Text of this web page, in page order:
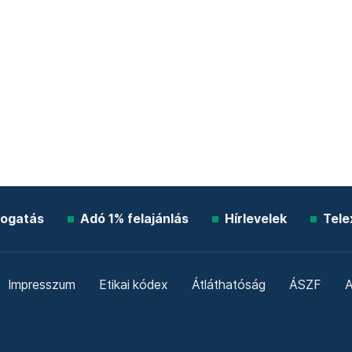
Adó 1% felajánlás Hírlevelek
Impresszum Etikai kódex Átláthatóság ÁSZF